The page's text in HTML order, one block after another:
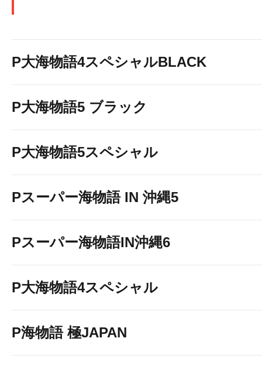
P大海物語4スペシャルBLACK
P大海物語5 ブラック
P大海物語5スペシャル
Pスーパー海物語 IN 沖縄5
Pスーパー海物語IN沖縄6
P大海物語4スペシャル
P海物語 極JAPAN